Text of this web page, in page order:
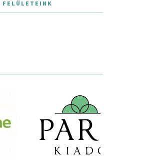
FELÜLETEINK